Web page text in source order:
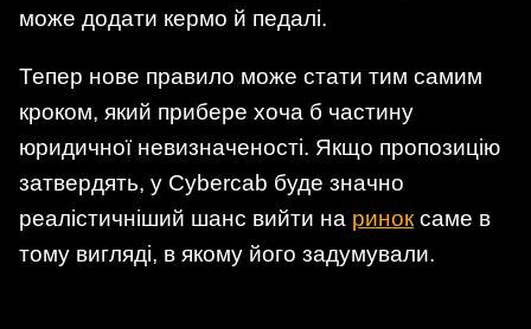
може додати кермо й педалі.
Тепер нове правило може стати тим самим
кроком, який прибере хоча б частину
юридичної невизначеності. Якщо пропозицію
затвердять, у Cybercab буде значно
реалістичніший шанс вийти на ринок саме в
тому вигляді, в якому його задумували.